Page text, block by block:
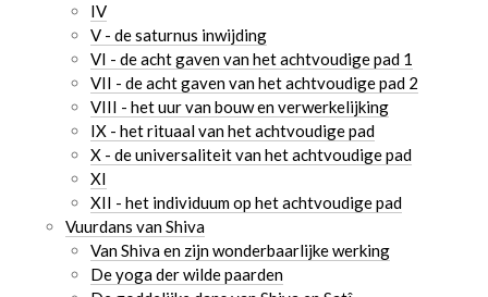
IV
V - de saturnus inwijding
VI - de acht gaven van het achtvoudige pad 1
VII - de acht gaven van het achtvoudige pad 2
VIII - het uur van bouw en verwerkelijking
IX - het rituaal van het achtvoudige pad
X - de universaliteit van het achtvoudige pad
XI
XII - het individuum op het achtvoudige pad
Vuurdans van Shiva
Van Shiva en zijn wonderbaarlijke werking
De yoga der wilde paarden